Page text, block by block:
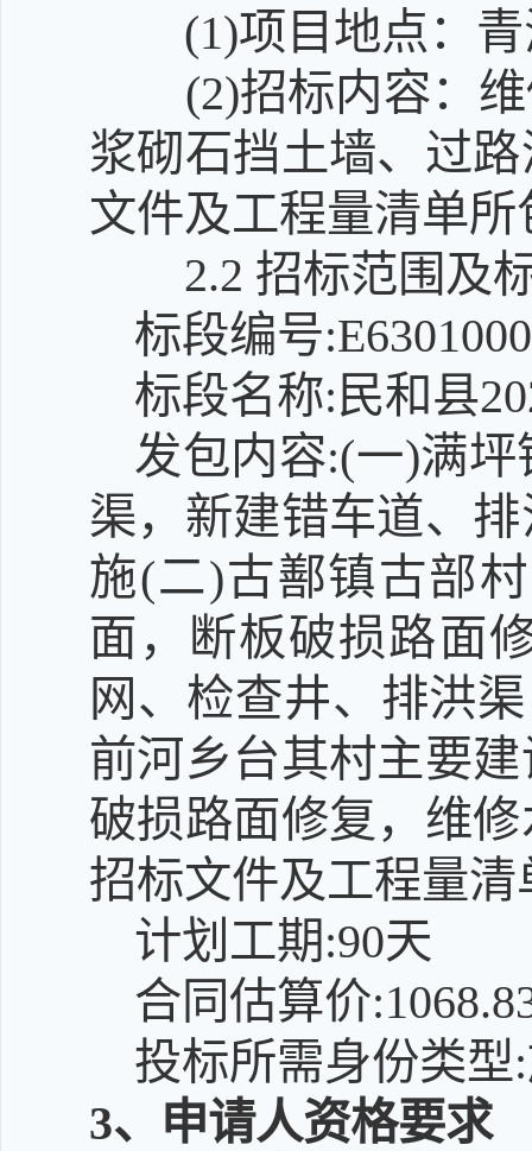
(1)项目地点：
(2)招标内容：
浆砌石挡土墙、过
文件及工程量清单
2.2 招标范围及
标段编号
标段名称:民和县
发包内容:(一)满
渠，新建错车道、
施(二)古鄯镇古部
面，断板破损路面
网、检查井、排洪
前河乡台其村主要
破损路面修复，维
招标文件及工程量
计划工期:90天
合同估算价
投标所需身份类型
3、申请人资格要求